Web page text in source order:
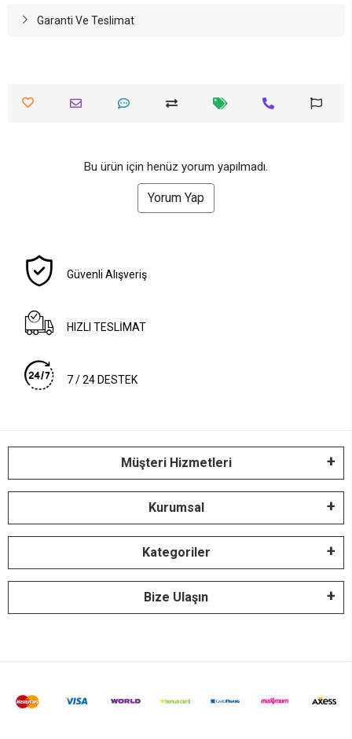
Garanti Ve Teslimat
Bu ürün için henüz yorum yapılmadı.
Yorum Yap
Güvenli Alışveriş
HIZLI TESLİMAT
7 / 24 DESTEK
Müşteri Hizmetleri
Kurumsal
Kategoriler
Bize Ulaşın